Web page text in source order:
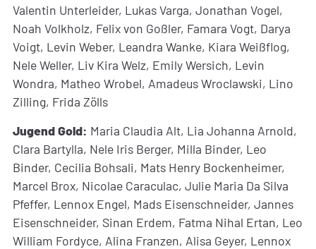
Valentin Unterleider, Lukas Varga, Jonathan Vogel,
Noah Volkholz, Felix von Goßler, Famara Vogt, Darya
Voigt, Levin Weber, Leandra Wanke, Kiara Weißflog,
Nele Weller, Liv Kira Welz, Emily Wersich, Levin
Wondra, Matheo Wrobel, Amadeus Wroclawski, Lino
Zilling, Frida Zölls
Jugend Gold: Maria Claudia Alt, Lia Johanna Arnold,
Clara Bartylla, Nele Iris Berger, Milla Binder, Leo
Binder, Cecilia Bohsali, Mats Henry Bockenheimer,
Marcel Brox, Nicolae Caraculac, Julie Maria Da Silva
Pfeffer, Lennox Engel, Mads Eisenschneider, Jannes
Eisenschneider, Sinan Erdem, Fatma Nihal Ertan, Leo
William Fordyce, Alina Franzen, Alisa Geyer, Lennox